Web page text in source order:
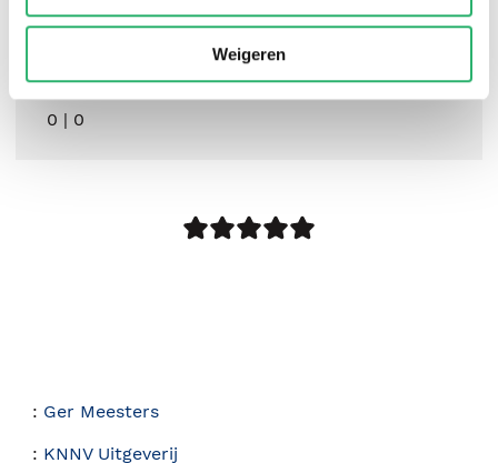
Weigeren
0 | 0
: Ger Meesters
: KNNV Uitgeverij